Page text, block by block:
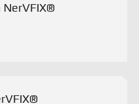
NerVFIX®